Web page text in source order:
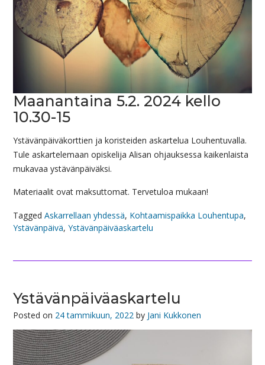
Maanantaina 5.2. 2024 kello
10.30-15
Ystävänpäiväkorttien ja koristeiden askartelua Louhentuvalla.
Tule askartelemaan opiskelija Alisan ohjauksessa kaikenlaista
mukavaa ystävänpäiväksi.
Materiaalit ovat maksuttomat. Tervetuloa mukaan!
Tagged Askarrellaan yhdessä, Kohtaamispaikka Louhentupa,
Ystävänpäivä, Ystävänpäiväaskartelu
Ystävänpäiväaskartelu
Posted on 24 tammikuun, 2022 by Jani Kukkonen